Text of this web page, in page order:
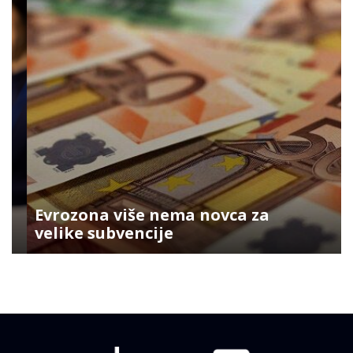
Evrozona više nema novca za
velike subvencije